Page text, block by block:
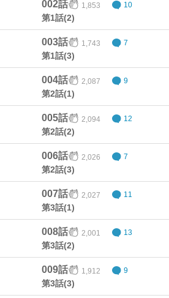
002話 1,853 10
第1話(2)
003話 1,743 7
第1話(3)
004話 2,087 9
第2話(1)
005話 2,094 12
第2話(2)
006話 2,026 7
第2話(3)
007話 2,027 11
第3話(1)
008話 2,001 13
第3話(2)
009話 1,912 9
第3話(3)